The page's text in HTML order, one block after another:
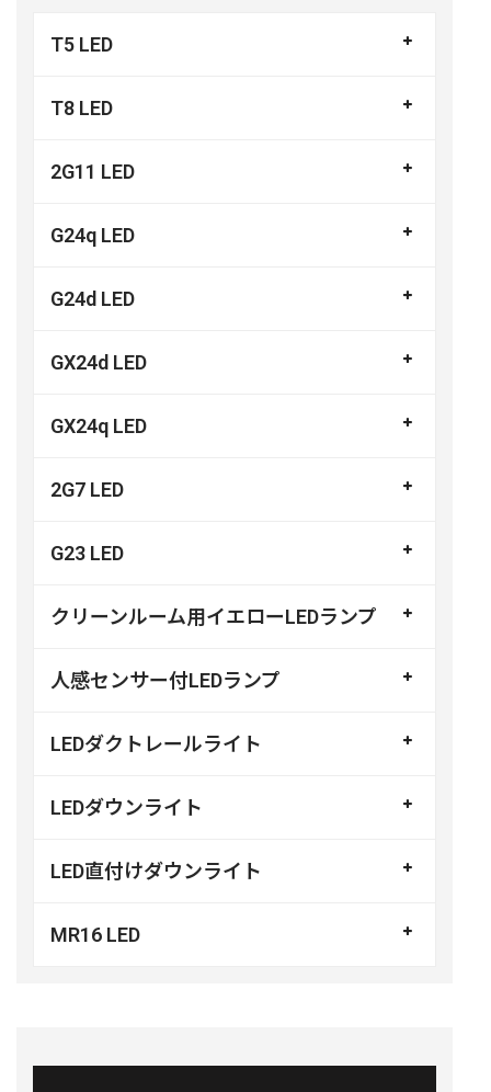
T5 LED
T8 LED
2G11 LED
G24q LED
G24d LED
GX24d LED
GX24q LED
2G7 LED
G23 LED
クリーンルーム用イエローLEDランプ
人感センサー付LEDランプ
LEDダクトレールライト
LEDダウンライト
LED直付けダウンライト
MR16 LED